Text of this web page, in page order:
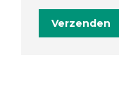
Verzenden